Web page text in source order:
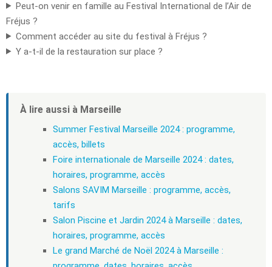
Peut-on venir en famille au Festival International de l’Air de
Fréjus ?
Comment accéder au site du festival à Fréjus ?
Y a-t-il de la restauration sur place ?
À lire aussi à Marseille
Summer Festival Marseille 2024 : programme,
accès, billets
Foire internationale de Marseille 2024 : dates,
horaires, programme, accès
Salons SAVIM Marseille : programme, accès,
tarifs
Salon Piscine et Jardin 2024 à Marseille : dates,
horaires, programme, accès
Le grand Marché de Noël 2024 à Marseille :